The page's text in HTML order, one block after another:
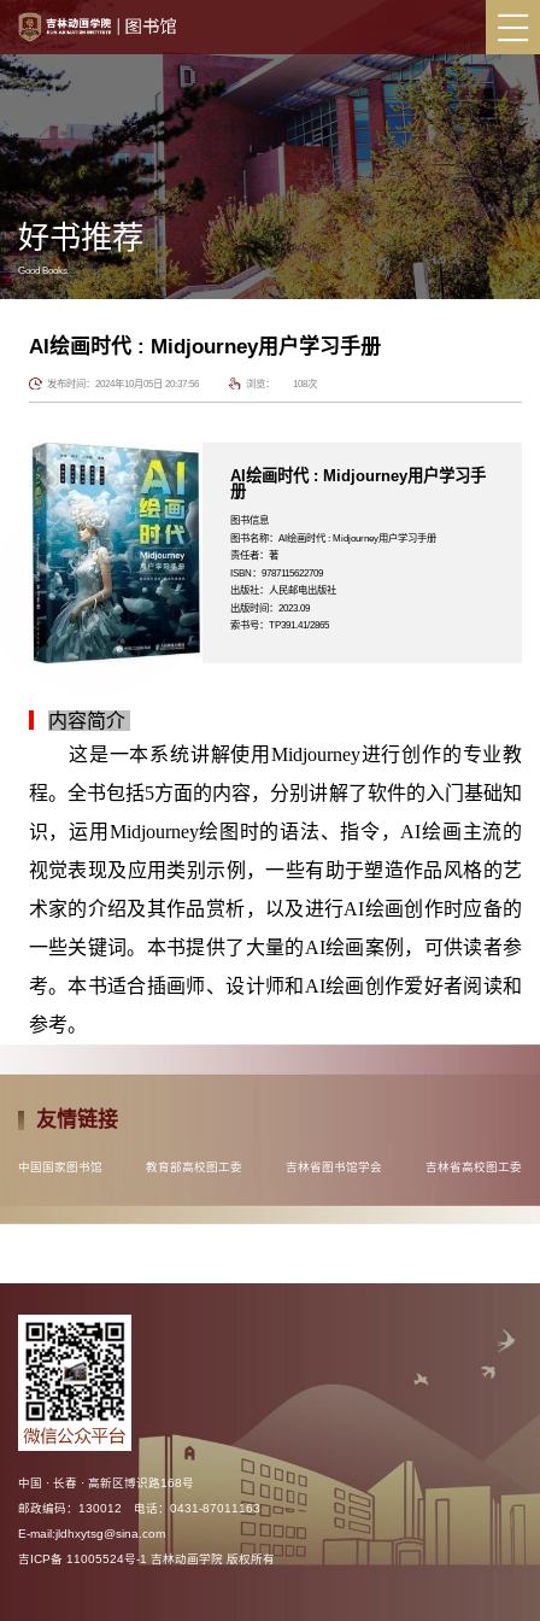
好书推荐
Good Books
AI绘画时代 : Midjourney用户学习手册
发布时间：2024年10月05日 20:37:56 浏览： 108次
AI绘画时代 : Midjourney用户学习手
册
图书信息
图书名称：AI绘画时代 : Midjourney用户学习手册
责任者：著
ISBN：9787115622709
出版社：人民邮电出版社
出版时间：2023.09
索书号：TP391.41/2865
内容简介
这是一本系统讲解使用Midjourney进行创作的专业教
程。全书包括5方面的内容，分别讲解了软件的入门基础知
识，运用Midjourney绘图时的语法、指令，AI绘画主流的
视觉表现及应用类别示例，一些有助于塑造作品风格的艺
术家的介绍及其作品赏析，以及进行AI绘画创作时应备的
一些关键词。本书提供了大量的AI绘画案例，可供读者参
考。本书适合插画师、设计师和AI绘画创作爱好者阅读和
参考。
友情链接
中国国家图书馆 教育部高校图工委 吉林省图书馆学会 吉林省高校图工委
中国 · 长春 · 高新区博识路168号
邮政编码：130012 电话：0431-87011163
E-mail:jldhxytsg@sina.com
吉ICP备 11005524号-1 吉林动画学院 版权所有